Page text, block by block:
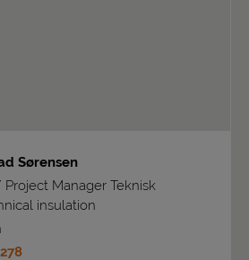
Sørensen
Manager Teknisk
insulation